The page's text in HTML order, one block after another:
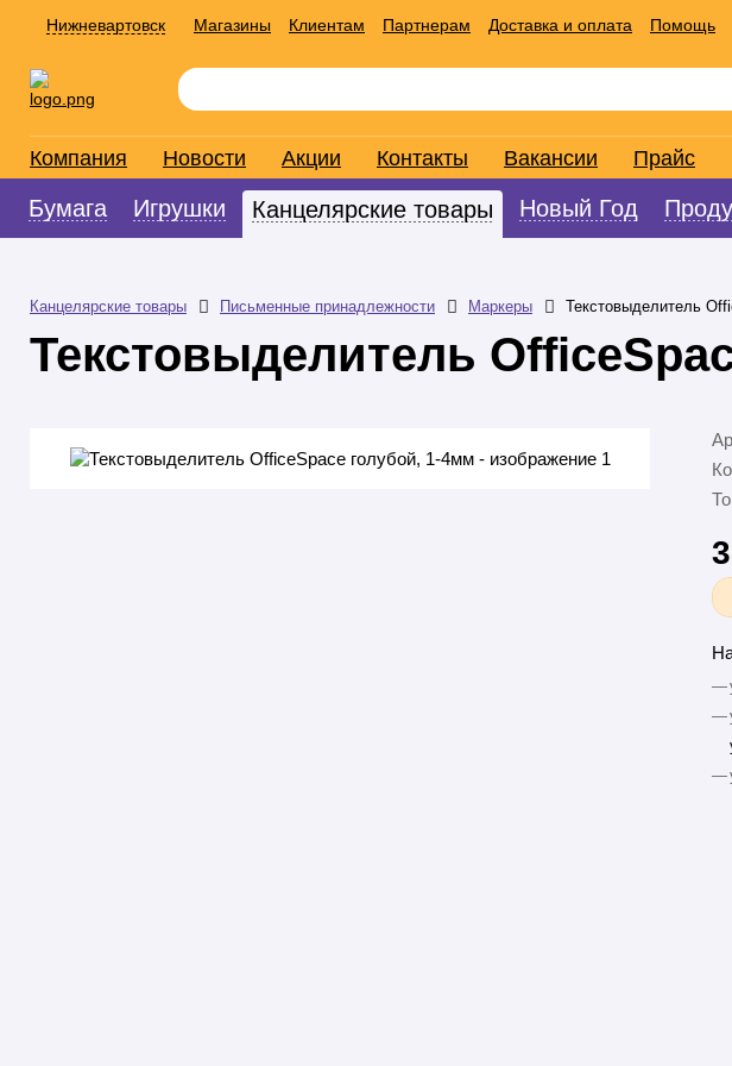
Нижневартовск Магазины Клиентам Партнерам Доставка и оплата Помощь
Компания Новости Акции Контакты Вакансии Прайс
Бумага Игрушки Канцелярские товары Новый Год
Канцелярские товары Письменные принадлежности Маркеры Текстовыделитель
Текстовыделитель
—
—
—